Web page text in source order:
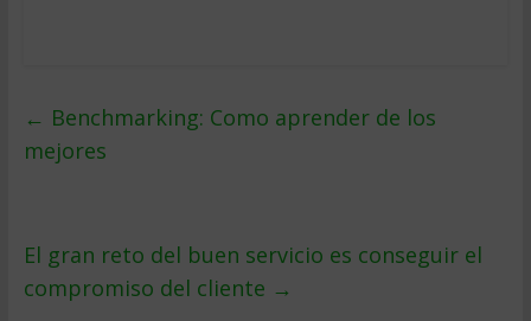
← Benchmarking: Como aprender de los
mejores
El gran reto del buen servicio es conseguir el
compromiso del cliente →